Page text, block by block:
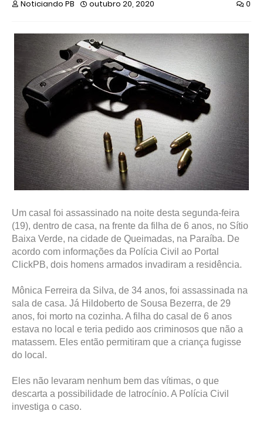
Noticiando PB outubro 20, 2020 0
Um casal foi assassinado na noite desta segunda-feira
(19), dentro de casa, na frente da filha de 6 anos, no Sítio
Baixa Verde, na cidade de Queimadas, na Paraíba. De
acordo com informações da Polícia Civil ao Portal
ClickPB, dois homens armados invadiram a residência.
Mônica Ferreira da Silva, de 34 anos, foi assassinada na
sala de casa. Já Hildoberto de Sousa Bezerra, de 29
anos, foi morto na cozinha. A filha do casal de 6 anos
estava no local e teria pedido aos criminosos que não a
matassem. Eles então permitiram que a criança fugisse
do local.
Eles não levaram nenhum bem das vítimas, o que
descarta a possibilidade de latrocínio. A Polícia Civil
investiga o caso.